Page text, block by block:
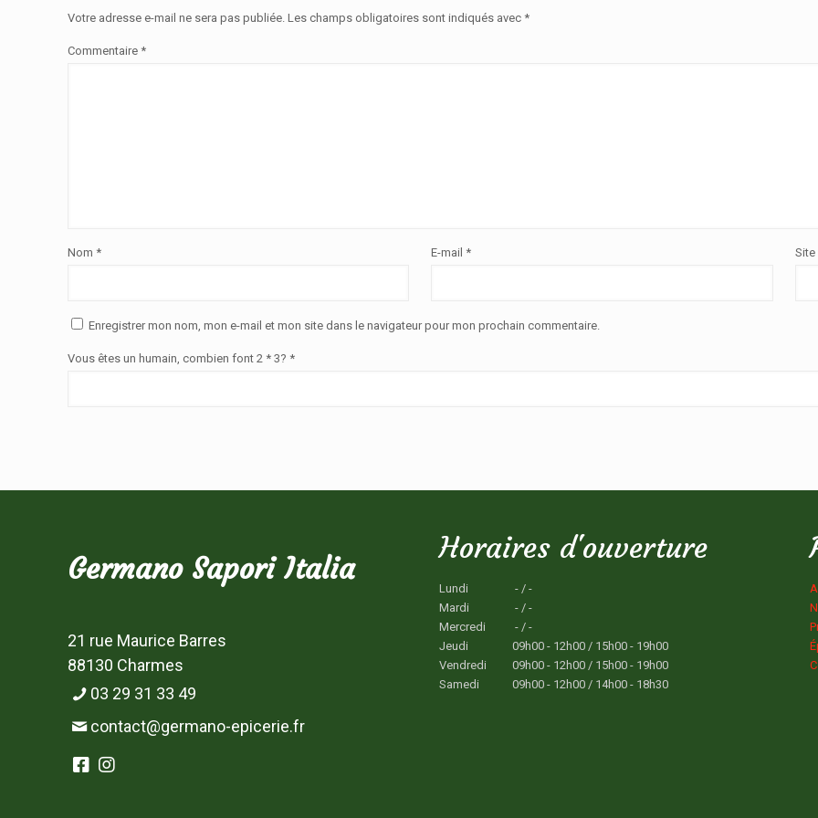
Votre adresse e-mail ne sera pas publiée. Les champs obligatoires sont indiqués avec *
Commentaire *
Nom * E-mail * Site
Enregistrer mon nom, mon e-mail et mon site dans le navigateur pour mon prochain commentaire.
Vous êtes un humain, combien font 2 * 3? *
Germano Sapori Italia
21 rue Maurice Barres
88130 Charmes
03 29 31 33 49
contact@germano-epicerie.fr
Horaires d'ouverture
Lundi
- / -
Mardi
- / -
Mercredi
- / -
Jeudi
09h00 - 12h00 / 15h00 - 19h00
Vendredi
09h00 - 12h00 / 15h00 - 19h00
Samedi
09h00 - 12h00 / 14h00 - 18h30